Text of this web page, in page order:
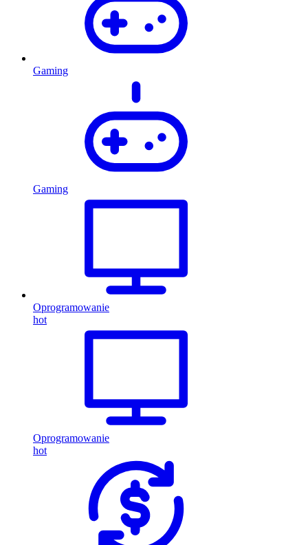
Gaming
Gaming
Oprogramowanie
hot
Oprogramowanie
hot